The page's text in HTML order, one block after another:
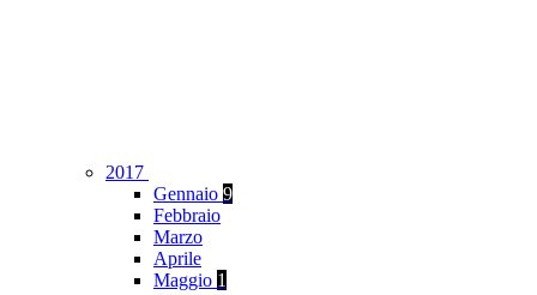
2017
Gennaio 9
Febbraio
Marzo
Aprile
Maggio 1